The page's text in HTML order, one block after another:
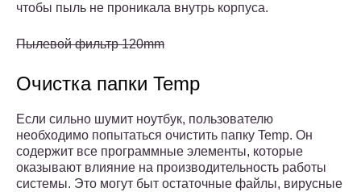
чтобы пыль не проникала внутрь корпуса.
Пылевой фильтр 120mm
Очистка папки Temp
Если сильно шумит ноутбук, пользователю
необходимо попытаться очистить папку Temp. Он
содержит все программные элементы, которые
оказывают влияние на производительность работы
системы. Это могут быт остаточные файлы, вирусные